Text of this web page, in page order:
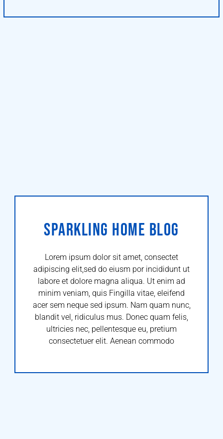
SPARKLING HOME BLOG
Lorem ipsum dolor sit amet, consectet
adipiscing elit,sed do eiusm por incididunt ut
labore et dolore magna aliqua. Ut enim ad
minim veniam, quis Fingilla vitae, eleifend
acer sem neque sed ipsum. Nam quam nunc,
blandit vel, ridiculus mus. Donec quam felis,
ultricies nec, pellentesque eu, pretium
consectetuer elit. Aenean commodo